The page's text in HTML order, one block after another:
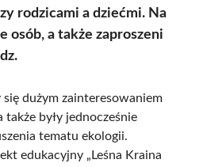
rodzicami a dziećmi. Na
osób, a także zaproszeni
dużym zainteresowaniem
były jednocześnie
tematu ekologii.
edukacyjny „Leśna Kraina